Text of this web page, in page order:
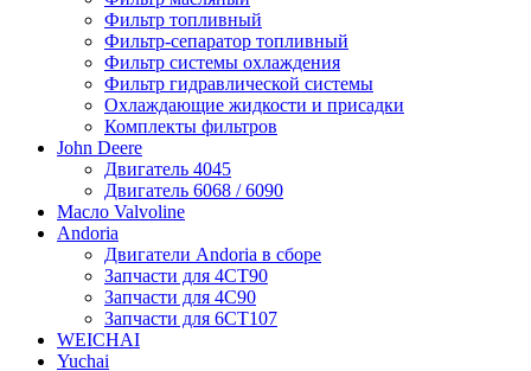
Фильтр топливный
Фильтр-сепаратор топливный
Фильтр системы охлаждения
Фильтр гидравлической системы
Охлаждающие жидкости и присадки
Комплекты фильтров
John Deere
Двигатель 4045
Двигатель 6068 / 6090
Масло Valvoline
Andoria
Двигатели Andoria в сборе
Запчасти для 4CT90
Запчасти для 4С90
Запчасти для 6CT107
WEICHAI
Yuchai